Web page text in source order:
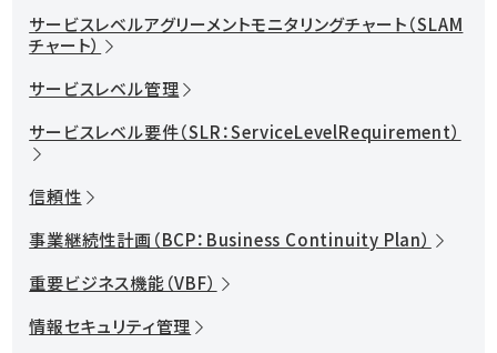
サービスレベルアグリーメントモニタリングチャート（SLAM
チャート）
サービスレベル管理
サービスレベル要件（SLR：ServiceLevelRequirement）
信頼性
事業継続性計画（BCP：Business Continuity Plan）
重要ビジネス機能（VBF）
情報セキュリティ管理